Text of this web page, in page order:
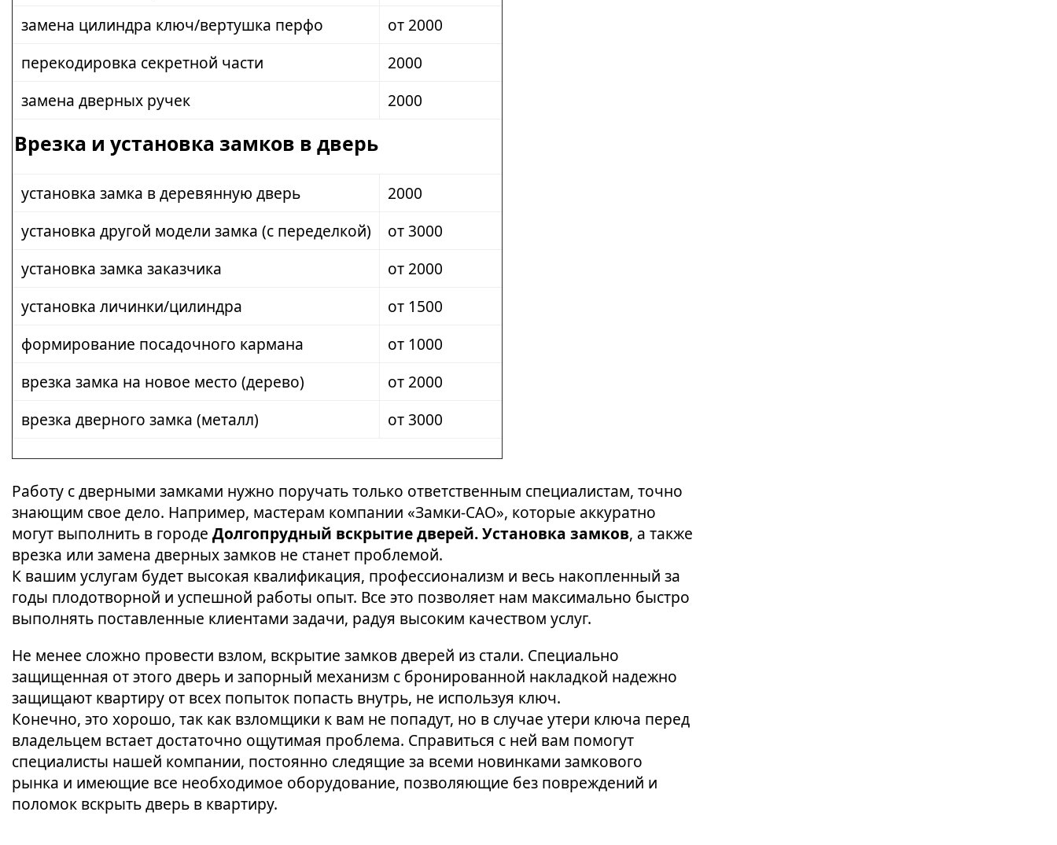
замена цилиндра ключ/вертушка перфо
от 2000
перекодировка секретной части
2000
замена дверных ручек
2000
Врезка и установка замков в дверь
установка замка в деревянную дверь
2000
установка другой модели замка (с переделкой)
от 3000
установка замка заказчика
от 2000
установка личинки/цилиндра
от 1500
формирование посадочного кармана
от 1000
врезка замка на новое место (дерево)
от 2000
врезка дверного замка (металл)
от 3000
Работу с дверными замками нужно поручать только ответственным специалистам, точно
знающим свое дело. Например, мастерам компании «Замки-САО», которые аккуратно
могут выполнить в городе Долгопрудный вскрытие дверей. Установка замков, а также
врезка или замена дверных замков не станет проблемой.
К вашим услугам будет высокая квалификация, профессионализм и весь накопленный за
годы плодотворной и успешной работы опыт. Все это позволяет нам максимально быстро
выполнять поставленные клиентами задачи, радуя высоким качеством услуг.
Не менее сложно провести взлом, вскрытие замков дверей из стали. Специально
защищенная от этого дверь и запорный механизм с бронированной накладкой надежно
защищают квартиру от всех попыток попасть внутрь, не используя ключ.
Конечно, это хорошо, так как взломщики к вам не попадут, но в случае утери ключа перед
владельцем встает достаточно ощутимая проблема. Справиться с ней вам помогут
специалисты нашей компании, постоянно следящие за всеми новинками замкового
рынка и имеющие все необходимое оборудование, позволяющие без повреждений и
поломок вскрыть дверь в квартиру.